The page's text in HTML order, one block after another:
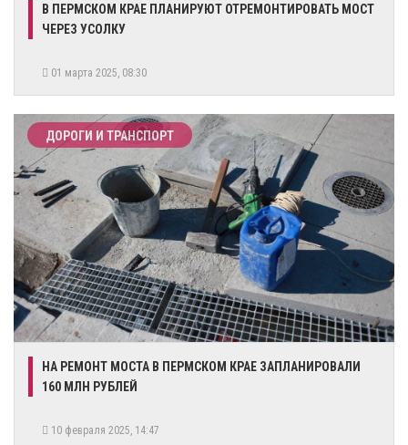
​В ПЕРМСКОМ КРАЕ ПЛАНИРУЮТ ОТРЕМОНТИРОВАТЬ МОСТ
ЧЕРЕЗ УСОЛКУ
01 марта 2025, 08:30
ДОРОГИ И ТРАНСПОРТ
​НА РЕМОНТ МОСТА В ПЕРМСКОМ КРАЕ ЗАПЛАНИРОВАЛИ
160 МЛН РУБЛЕЙ
10 февраля 2025, 14:47